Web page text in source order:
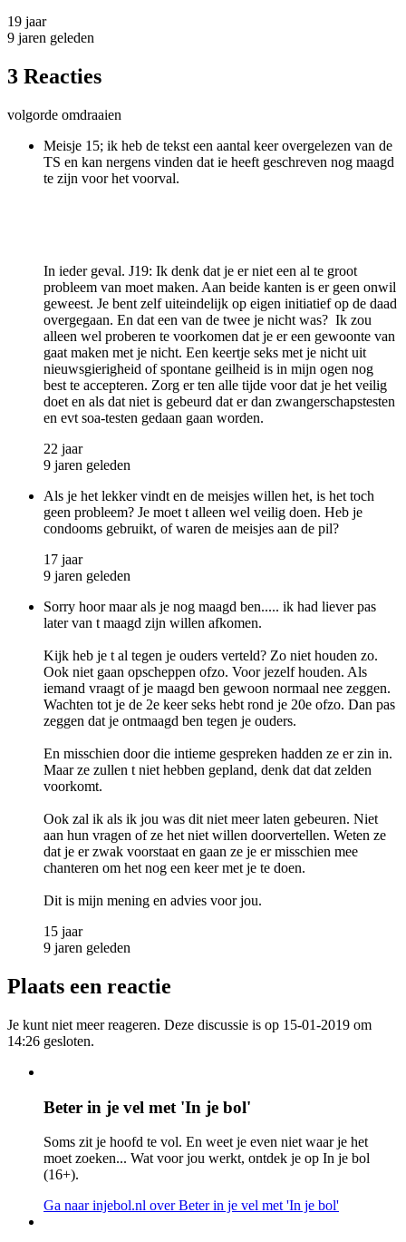
19 jaar
9 jaren geleden
3 Reacties
volgorde omdraaien
Meisje 15; ik heb de tekst een aantal keer overgelezen van de
TS en kan nergens vinden dat ie heeft geschreven nog maagd
te zijn voor het voorval.
In ieder geval. J19: Ik denk dat je er niet een al te groot
probleem van moet maken. Aan beide kanten is er geen onwil
geweest. Je bent zelf uiteindelijk op eigen initiatief op de daad
overgegaan. En dat een van de twee je nicht was? Ik zou
alleen wel proberen te voorkomen dat je er een gewoonte van
gaat maken met je nicht. Een keertje seks met je nicht uit
nieuwsgierigheid of spontane geilheid is in mijn ogen nog
best te accepteren. Zorg er ten alle tijde voor dat je het veilig
doet en als dat niet is gebeurd dat er dan zwangerschapstesten
en evt soa-testen gedaan gaan worden.
22 jaar
9 jaren geleden
Als je het lekker vindt en de meisjes willen het, is het toch
geen probleem? Je moet t alleen wel veilig doen. Heb je
condooms gebruikt, of waren de meisjes aan de pil?
17 jaar
9 jaren geleden
Sorry hoor maar als je nog maagd ben..... ik had liever pas
later van t maagd zijn willen afkomen.
Kijk heb je t al tegen je ouders verteld? Zo niet houden zo.
Ook niet gaan opscheppen ofzo. Voor jezelf houden. Als
iemand vraagt of je maagd ben gewoon normaal nee zeggen.
Wachten tot je de 2e keer seks hebt rond je 20e ofzo. Dan pas
zeggen dat je ontmaagd ben tegen je ouders.
En misschien door die intieme gespreken hadden ze er zin in.
Maar ze zullen t niet hebben gepland, denk dat dat zelden
voorkomt.
Ook zal ik als ik jou was dit niet meer laten gebeuren. Niet
aan hun vragen of ze het niet willen doorvertellen. Weten ze
dat je er zwak voorstaat en gaan ze je er misschien mee
chanteren om het nog een keer met je te doen.
Dit is mijn mening en advies voor jou.
15 jaar
9 jaren geleden
Plaats een reactie
Je kunt niet meer reageren. Deze discussie is op 15-01-2019 om
14:26 gesloten.
Beter in je vel met 'In je bol'
Soms zit je hoofd te vol. En weet je even niet waar je het
moet zoeken... Wat voor jou werkt, ontdek je op In je bol
(16+).
Ga naar injebol.nl over Beter in je vel met 'In je bol'